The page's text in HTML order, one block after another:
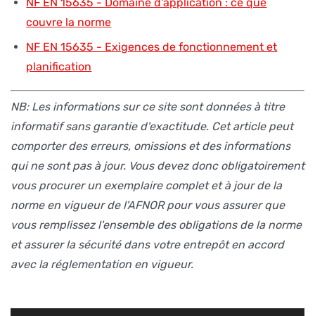
couvre la norme
NF EN 15635 - Exigences de fonctionnement et
planification
NB: Les informations sur ce site sont données à titre
informatif sans garantie d'exactitude. Cet article peut
comporter des erreurs, omissions et des informations
qui ne sont pas à jour. Vous devez donc obligatoirement
vous procurer un exemplaire complet et à jour de la
norme en vigueur de l'AFNOR pour vous assurer que
vous remplissez l'ensemble des obligations de la norme
et assurer la sécurité dans votre entrepôt en accord
avec la réglementation en vigueur.